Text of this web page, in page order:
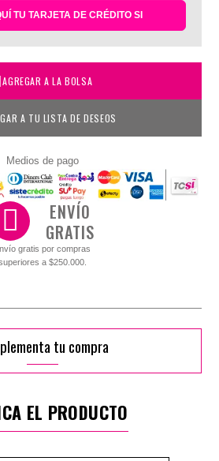
TU TARJETA DE CRÉDITO SI
AGREGAR A LA BOLSA
A TU LISTA DE DESEOS
Medios de pago
ENVÍO
GRATIS
gratis por compras
a $250.000.
tu compra
EL PRODUCTO